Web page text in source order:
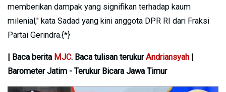
memberikan dampak yang signifikan terhadap kaum
milenial," kata Sadad yang kini anggota DPR RI dari Fraksi
Partai Gerindra.{*}
| Baca berita MJC. Baca tulisan terukurAndriansyah
Barometer Jatim - Terukur Bicara Jawa Timur